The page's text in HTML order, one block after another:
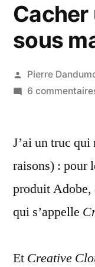
Cacher
sous
Publié
par
Pierre
6
J’ai un truc qui
raisons) : pour
produit Adobe,
qui s’appelle
Et Creative